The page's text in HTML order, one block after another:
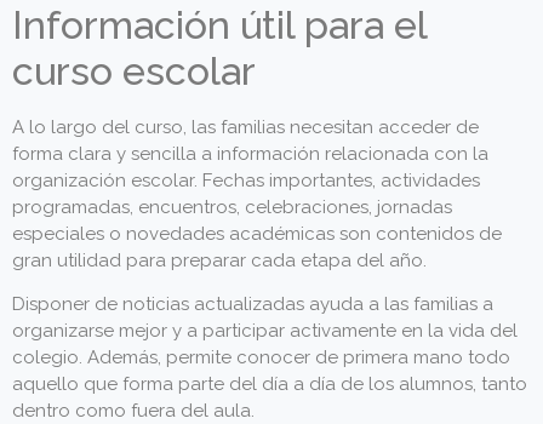
Información útil para el
curso escolar
A lo largo del curso, las familias necesitan acceder de
forma clara y sencilla a información relacionada con la
organización escolar. Fechas importantes, actividades
programadas, encuentros, celebraciones, jornadas
especiales o novedades académicas son contenidos de
gran utilidad para preparar cada etapa del año.
Disponer de noticias actualizadas ayuda a las familias a
organizarse mejor y a participar activamente en la vida del
colegio. Además, permite conocer de primera mano todo
aquello que forma parte del día a día de los alumnos, tanto
dentro como fuera del aula.